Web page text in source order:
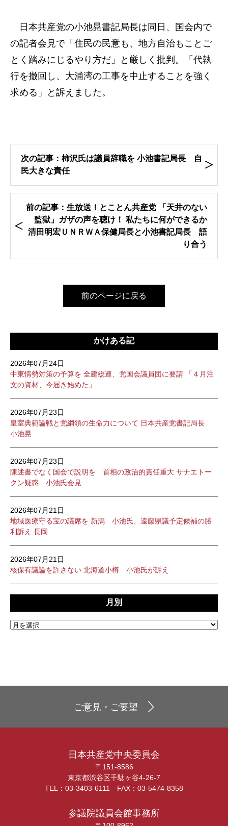
日本共産党の小池晃書記局長は同日、国会内で
の記者会見で「住民の民意も、地方自治もことご
とく踏みにじるやり方だ」と厳しく批判。「代執
行を撤回し、大浦湾の工事を中止することを強く
求める」と訴えました。
次の記事：柿沢氏は議員辞職を 小池書記局長 自
民大きな責任
前の記事：生放送！とことん共産党 「天井のない
監獄」ガザの声を聴け！ 私たちに何ができるか
清田明宏ＵＮＲＷＡ保健局長と小池書記局長 語
り合う
前のページに戻る
かけある記
2026年07月24日
中東情勢対策の予算を 全建総連、党国会議員団に要請 「４月注
文の資材、今届き始めた」
2026年07月23日
皇室典範論戦と党綱領の生命力について 日本共産党書記局長
小池晃
2026年07月23日
陳述書でなく国会で説明を 首相の政治的責任重大 サナエトー
クン疑惑 小池氏会見
2026年07月21日
地域医療守る宝の議席を 新潟 小池氏、遠藤県議予定候補の勝
利訴え 長岡
2026年07月21日
核保有議論を許さない 北海道小樽 小池氏が訴え
月別
ご意見・ご要望
日本共産党中央委員会
〒151-8586
東京都渋谷区千駄ヶ谷4-26-7
TEL：03-3403-6111 FAX：03-5474-8358
参議院議員会館事務所